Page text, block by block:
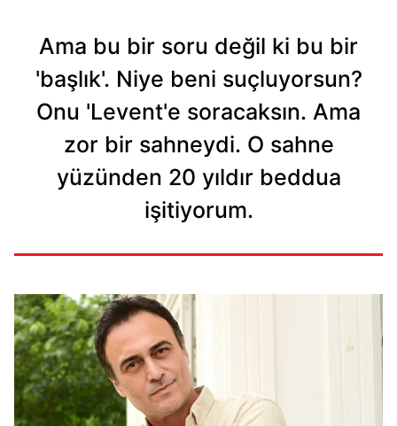
Ama bu bir soru değil ki bu bir
'başlık'. Niye beni suçluyorsun?
Onu 'Levent'e soracaksın. Ama
zor bir sahneydi. O sahne
yüzünden 20 yıldır beddua
işitiyorum.